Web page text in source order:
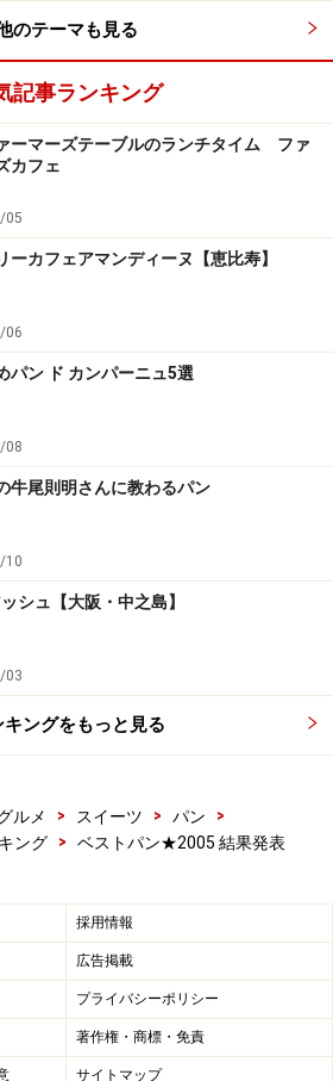
のテーマも見る
記事ランキング
ーマーズテーブルのランチタイム ファ
カフェ
05
ーカフェアマンディーヌ【恵比寿】
06
パン ド カンパーニュ5選
08
牛尾則明さんに教わるパン
10
シュ【大阪・中之島】
03
キングをもっと見る
ルメ > スイーツ > パン
>
ング
> ベストパン★2005 結果発表
採用情報
広告掲載
プライバシーポリシー
著作権・商標・免責
サイトマップ